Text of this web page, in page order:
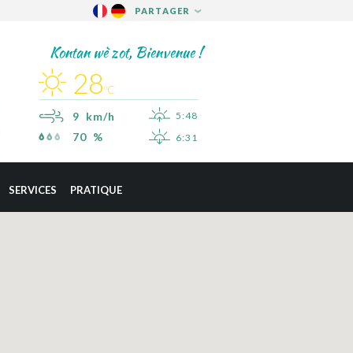
PARTAGER
TWITTER
Kontan wè zot, Bienvenue !
28ºC
9 km/h
70 %
5:48
6:31
SAINT-ESPRIT
JOSEPH
SERVICES PRATIQUE